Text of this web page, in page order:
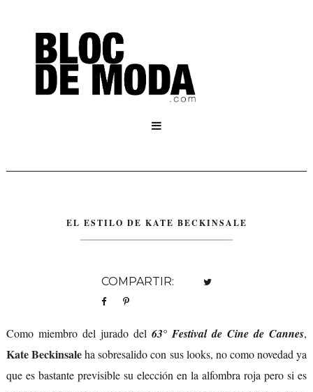

EL ESTILO DE KATE BECKINSALE
COMPARTIR:
Como miembro del jurado del 63° Festival de Cine de Cannes,
Kate Beckinsaleha sobresalido con sus looks, no como novedad ya
que es bastante previsible su elección en la alfombra roja pero si es